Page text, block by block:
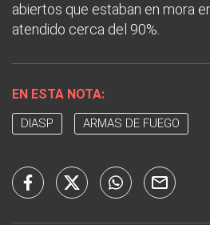
abiertos que estaban en mora
atendido cerca del 90%.
EN ESTA NOTA:
DIASP ARMAS DE FUEGO